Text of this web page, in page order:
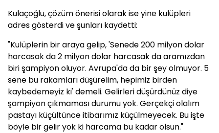
Kulaçoğlu, çözüm önerisi olarak ise yine kulüpleri
adres gösterdi ve şunları kaydetti:
"Kulüplerin bir araya gelip, 'Senede 200 milyon dolar
harcasak da 2 milyon dolar harcasak da aramızdan
biri şampiyon oluyor. Avrupa'da da bir şey olmuyor. 5
sene bu rakamları düşürelim, hepimiz birden
kaybedemeyiz ki' demeli. Gelirleri düşürdünüz diye
şampiyon çıkmaması durumu yok. Gerçekçi olalım
pastayı küçültünce itibarımız küçülmeyecek. Bu işte
böyle bir gelir yok ki harcama bu kadar olsun."